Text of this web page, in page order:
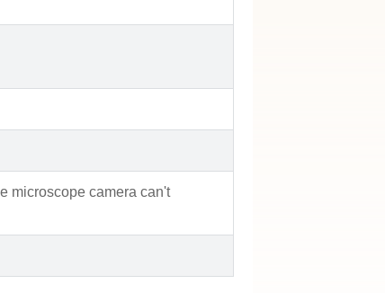
microscope camera can't